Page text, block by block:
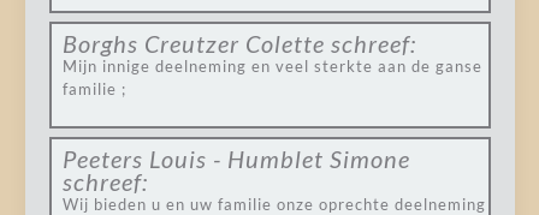
Borghs Creutzer Colette schreef:
Mijn innige deelneming en veel sterkte aan de ganse
familie ;
Peeters Louis - Humblet Simone
schreef:
Wij bieden u en uw familie onze oprechte deelneming